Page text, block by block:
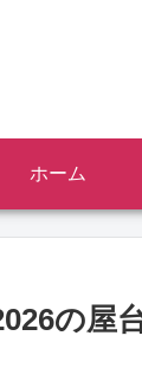
ホーム
の屋